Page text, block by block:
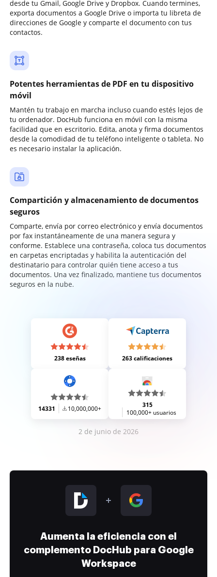
desde tu Gmail, Google Drive y Dropbox. Cuando termines,
exporta documentos a Google Drive o importa tu libreta de
direcciones de Google y comparte el documento con tus
contactos.
Potentes herramientas de PDF en tu dispositivo
móvil
Mantén tu trabajo en marcha incluso cuando estés lejos de
tu ordenador. DocHub funciona en móvil con la misma
facilidad que en escritorio. Edita, anota y firma documentos
desde la comodidad de tu teléfono inteligente o tableta. No
es necesario instalar la aplicación.
Compartición y almacenamiento de documentos
seguros
Comparte, envía por correo electrónico y envía documentos
por fax instantáneamente de una manera segura y
conforme. Establece una contraseña, coloca tus documentos
en carpetas encriptadas y habilita la autenticación del
destinatario para controlar quién tiene acceso a tus
documentos. Una vez finalizado, mantiene tus documentos
seguros en la nube.
238 eseñas 263 calificaciones
14331 10,000,000+
315
100,000+ usuarios
2 de junio de 2026
Aumenta la eficiencia con el
complemento DocHub para Google
Workspace